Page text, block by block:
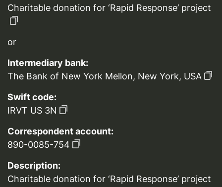
Charitable donation for ‘Rapid Response’ project
or
Intermediary bank:
The Bank of New York Mellon, New York, USA
Swift code:
IRVT US 3N
Correspondent account:
890-0085-754
Description:
Charitable donation for ‘Rapid Response’ project